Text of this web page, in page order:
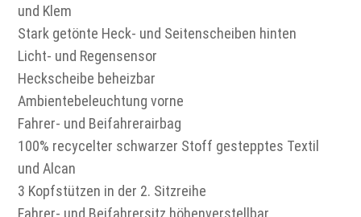
und Klem
Stark getönte Heck- und Seitenscheiben hinten
Licht- und Regensensor
Heckscheibe beheizbar
Ambientebeleuchtung vorne
Fahrer- und Beifahrerairbag
100% recycelter schwarzer Stoff gestepptes Textil
und Alcan
3 Kopfstützen in der 2. Sitzreihe
Fahrer- und Beifahrersitz höhenverstellbar